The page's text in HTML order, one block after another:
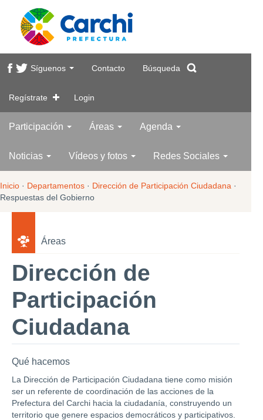
Síguenos Contacto Búsqueda
Regístrate Login
Participación Áreas Agenda
Noticias Vídeos y fotos Redes Sociales
Inicio · Departamentos · Dirección de Participación Ciudadana ·
Respuestas del Gobierno
Áreas
Dirección de
Participación
Ciudadana
Qué hacemos
La Dirección de Participación Ciudadana tiene como misión
ser un referente de coordinación de las acciones de la
Prefectura del Carchi hacia la ciudadanía, construyendo un
territorio que genere espacios democráticos y participativos.